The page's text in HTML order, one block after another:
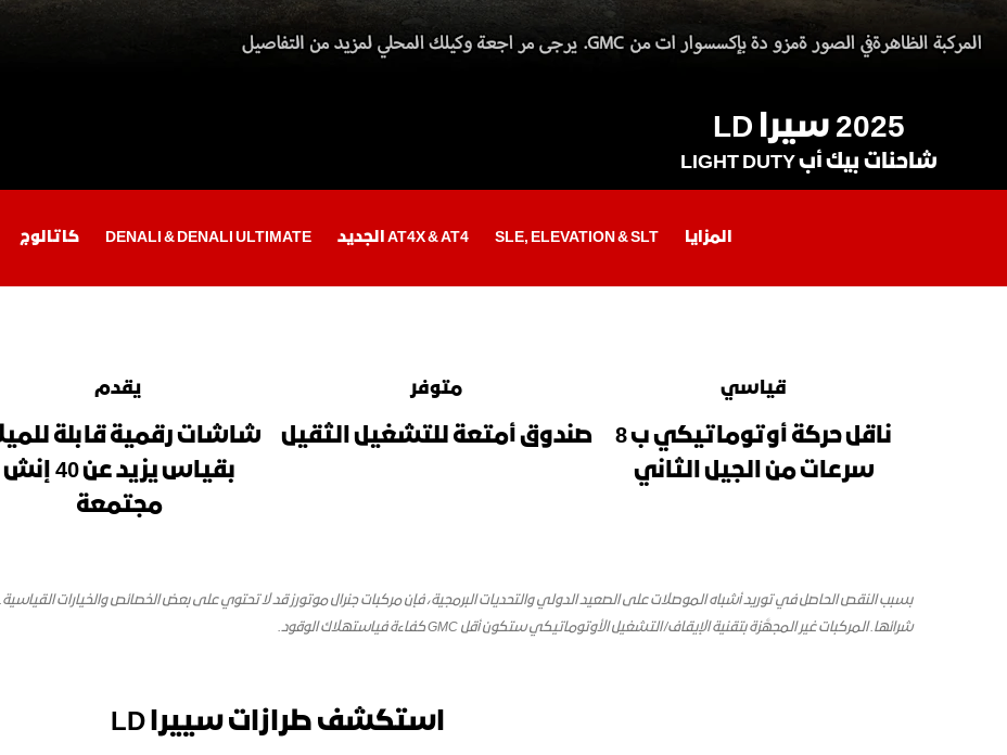
اكتشف أكاديا
2025 سيرا LD
شاحنات بيك أب LIGHT DUTY
المزايا SLE, ELEVATION & SLT AT4X & AT4 الجديد DENALI & DENALI ULTIMATE كاتالوج
قياسي
ناقل حركة أوتوماتيكي ب 8
سرعات من الجيل الثاني
متوفر
صندوق أمتعة للتشغيل الثقيل
يقدم
شاشات رقمية قابلة
بقياس يزيد عن 40 إنش
مجتمعة
بسبب النقص الحاصل في توريد أشباه الموصلات على الصعيد الدولي والتحديات البرمجية، فإن مركبات جنرال موتورز قد لا تحتوي على بعض الخصائص والخيارات
شرائها. المركبات غير المجهَّزة بتقنية الإيقاف/ التشغيل الأوتوماتيكيستكونأقل GMC كفاءةفياستهلاك الوقود.
استكشف طرازات سييرا LD